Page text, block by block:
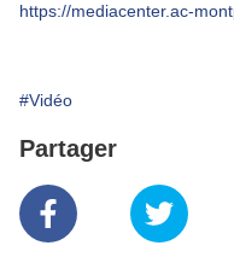
https://mediacenter.ac-
#Vidéo
Partager